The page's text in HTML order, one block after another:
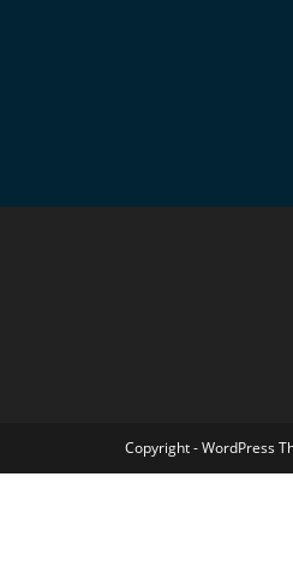
Copyright - WordPress